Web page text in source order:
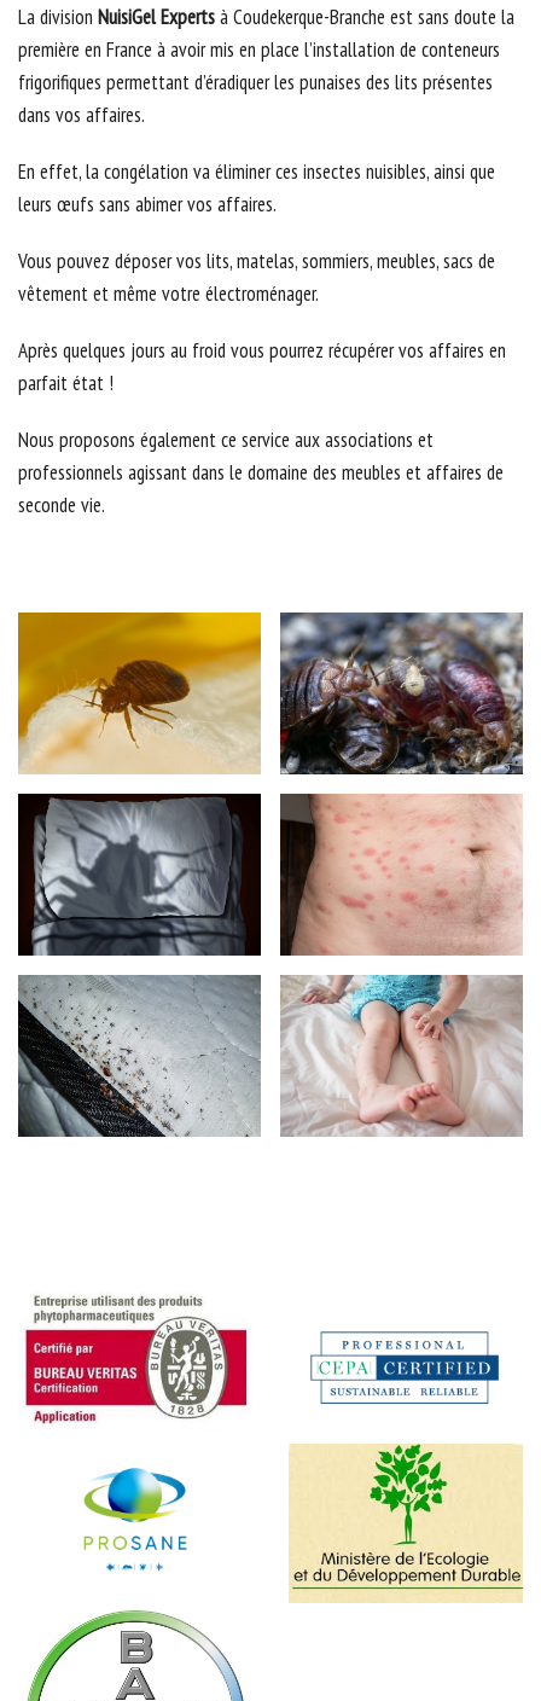
La division NuisiGel Expertsà Coudekerque-Branche est sans doute la
première en France à avoir mis en place l’installation de conteneurs
frigorifiques permettant d’éradiquer les punaises des lits présentes
dans vos affaires.
En effet, la congélation va éliminer ces insectes nuisibles, ainsi que
leurs œufs sans abimer vos affaires.
Vous pouvez déposer vos lits, matelas, sommiers, meubles, sacs de
vêtement et même votre électroménager.
Après quelques jours au froid vous pourrez récupérer vos affaires en
parfait état !
Nous proposons également ce service aux associations et
professionnels agissant dans le domaine des meubles et affaires de
seconde vie.